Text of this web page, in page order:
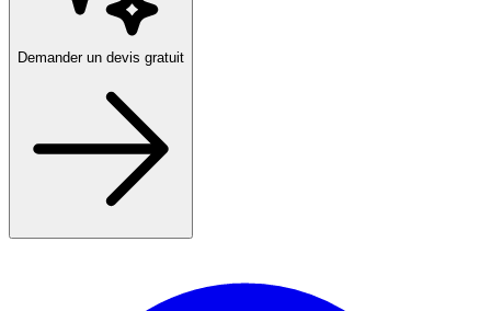
Demander un devis gratuit